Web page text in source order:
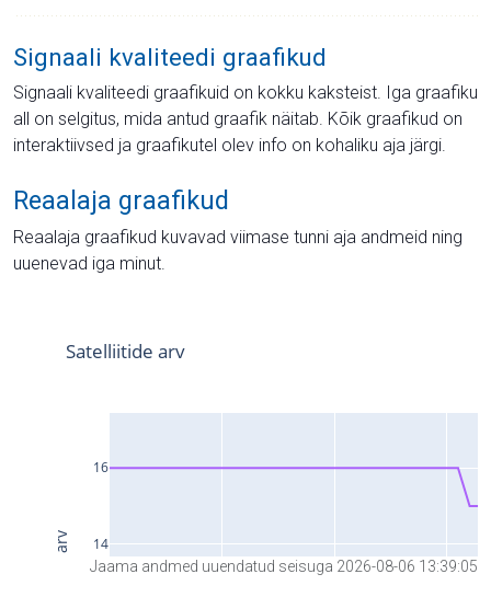
Signaali kvaliteedi graafikud
Signaali kvaliteedi graafikuid on kokku kaksteist. Iga graafiku
all on selgitus, mida antud graafik näitab. Kõik graafikud on
interaktiivsed ja graafikutel olev info on kohaliku aja järgi.
Reaalaja graafikud
Reaalaja graafikud kuvavad viimase tunni aja andmeid ning
uuenevad iga minut.
Jaama andmed uuendatud seisuga 2026-08-06 13:39:05